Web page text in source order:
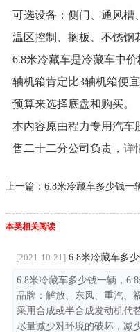
可选设备：侧门、通风槽
温区控制、搁板、不锈钢
6.8米冷藏车是冷藏车中
轴机箱肯定比3轴机箱便
预算来选择底盘和购买。
本内容原由程力专用汽车
售二十二分公司负责， 详
上一篇： 6.8米冷藏车多少钱一
本类相关阅读
[2021-10-21] 6.8米冷藏车多
6.8米冷藏车多少钱一辆，
品牌：解放、东风、重汽、
采用合成或半合成发动机代
尽量减少对环境的破坏，减